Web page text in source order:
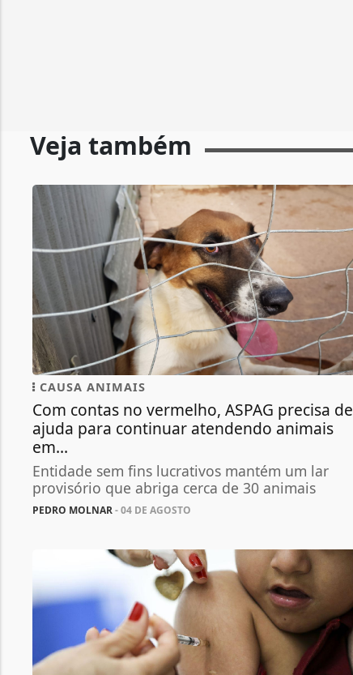
Veja também
CAUSA ANIMAIS
Com contas no vermelho, ASPAG precisa de
ajuda para continuar atendendo animais
em...
Entidade sem fins lucrativos mantém um lar
provisório que abriga cerca de 30 animais
PEDRO MOLNAR- 04 DE AGOSTO